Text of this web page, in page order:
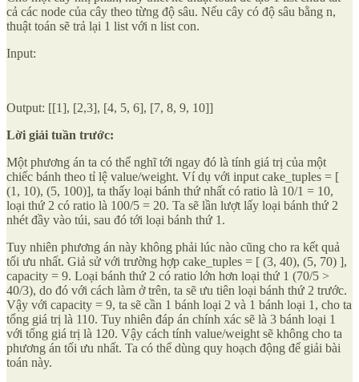
cả các node của cây theo từng độ sâu. Nếu cây có độ sâu bằng n,
thuật toán sẽ trả lại 1 list với n list con.
Input:
Output: [[1], [2,3], [4, 5, 6], [7, 8, 9, 10]]
Lời giải tuần trước:
Một phương án ta có thể nghĩ tới ngay đó là tính giá trị của một
chiếc bánh theo tỉ lệ value/weight. Ví dụ với input cake_tuples = [
(1, 10), (5, 100)], ta thấy loại bánh thứ nhất có ratio là 10/1 = 10,
loại thứ 2 có ratio là 100/5 = 20. Ta sẽ lần lượt lấy loại bánh thứ 2
nhét đầy vào túi, sau đó tới loại bánh thứ 1.
Tuy nhiên phương án này không phải lúc nào cũng cho ra kết quả
tối ưu nhất. Giả sử với trường hợp cake_tuples = [ (3, 40), (5, 70) ],
capacity = 9. Loại bánh thứ 2 có ratio lớn hơn loại thứ 1 (70/5 >
40/3), do đó với cách làm ở trên, ta sẽ ưu tiên loại bánh thứ 2 trước.
Vậy với capacity = 9, ta sẽ cần 1 bánh loại 2 và 1 bánh loại 1, cho ta
tổng giá trị là 110. Tuy nhiên đáp án chính xác sẽ là 3 bánh loại 1
với tổng giá trị là 120. Vậy cách tính value/weight sẽ không cho ta
phương án tối ưu nhất. Ta có thể dùng quy hoạch động để giải bài
toán này.